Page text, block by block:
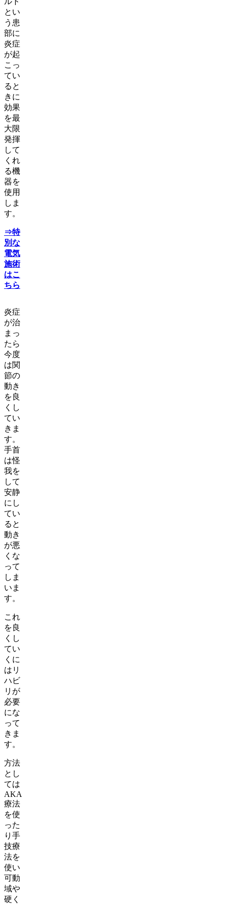
とい
う患
部に
炎症
が起
こっ
てい
ると
きに
効果
を最
大限
発揮
して
くれ
る機
器を
使用
しま
す。
⇒特
別な
電気
施術
はこ
ちら
炎症
が治
まっ
たら
今度
は関
節の
動き
を良
くし
てい
きま
す。
手首
は怪
我を
して
安静
にし
てい
ると
動き
が悪
くな
って
しま
いま
す。
これ
を良
くし
てい
くに
はリ
ハビ
リが
必要
にな
って
きま
す。
方法
とし
ては
AKA
療法
を使
った
り手
技療
法を
使い
可動
域や
硬く